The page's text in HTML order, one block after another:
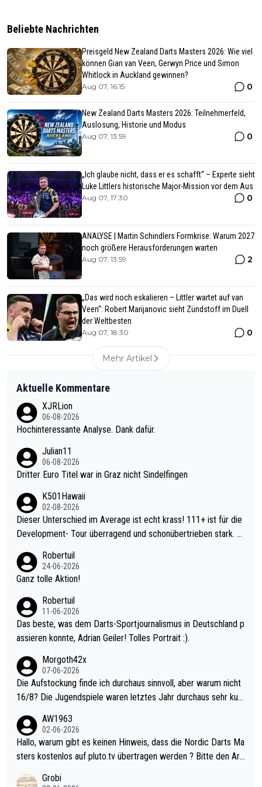
Beliebte Nachrichten
Preisgeld New Zealand Darts Masters 2026: Wie viel
können Gian van Veen, Gerwyn Price und Simon
Whitlock in Auckland gewinnen?
Aug 07, 16:15 0
New Zealand Darts Masters 2026: Teilnehmerfeld,
Auslosung, Historie und Modus
Aug 07, 13:59 0
„Ich glaube nicht, dass er es schafft“ – Experte sieht
Luke Littlers historische Major-Mission vor dem Aus
Aug 07, 17:30 0
ANALYSE | Martin Schindlers Formkrise: Warum 2027
noch größere Herausforderungen warten
Aug 07, 13:59 2
„Das wird noch eskalieren – Littler wartet auf van
Veen“: Robert Marijanovic sieht Zündstoff im Duell
der Weltbesten
Aug 07, 18:30 0
Mehr Artikel
Aktuelle Kommentare
XJRLion
06-08-2026
Hochinteressante Analyse. Dank dafür.
Julian11
06-08-2026
Dritter Euro Titel war in Graz nicht Sindelfingen
K501Hawaii
02-08-2026
Dieser Unterschied im Average ist echt krass! 111+ ist für die
Development- Tour überragend und schonübertrieben stark. U
mal 40+ erst recht. Da gewinnst keinen Blumentopf - ist ja noc
h krasser wie ein Pokalspiel eines Kreisligisten vs einem Bund
Robertuil
24-06-2026
Ganz tolle Aktion!
Robertuil
11-06-2026
Das beste, was dem Darts-Sportjournalismus in Deutschland p
assieren konnte, Adrian Geiler! Tolles Portrait :).
Morgoth42x
07-06-2026
Die Aufstockung finde ich durchaus sinnvoll, aber warum nicht
16/8? Die Jugendspiele waren letztes Jahr durchaus sehr kurz
Allerdings ist Mitchell Lawrie als Nummer 1 der Welt eh qualifi
ziert. Somit ändert die automatische Qualifikation des Weltmei
sters erstmal nichts. Ich denke sie wollen damit für nächstes J
ohl wenig WDF Turniere spielen. Dies war bei Archie Self letzt
AW1963
02-06-2026
Hallo, warum gibt es keinen Hinweis, dass die Nordic Darts Ma
sters kostenlos auf pluto.tv übertragen werden ? Bitte den Arti
Grobi